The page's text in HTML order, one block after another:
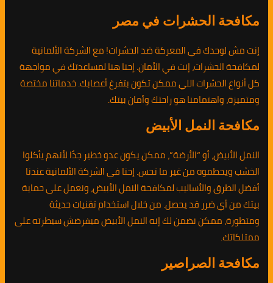
مكافحة الحشرات في مصر
إنت مش لوحدك في المعركة ضد الحشرات! مع الشركة الألمانية
لمكافحة الحشرات، إنت في الأمان. إحنا هنا لمساعدتك في مواجهة
كل أنواع الحشرات اللي ممكن تكون بتفرغ أعصابك. خدماتنا مختصة
ومتميزة، واهتمامنا هو راحتك وأمان بيتك.
مكافحة النمل الأبيض
النمل الأبيض، أو “الأرضة”، ممكن يكون عدو خطير جدًا لأنهم يأكلوا
الخشب ويحطموه من غير ما تحس. إحنا في الشركة الألمانية عندنا
أفضل الطرق والأساليب لمكافحة النمل الأبيض، ونعمل على حماية
بيتك من أي ضرر قد يحصل. من خلال استخدام تقنيات حديثة
ومتطورة، ممكن نضمن لك إنه النمل الأبيض ميفرضش سيطرته على
ممتلكاتك.
مكافحة الصراصير